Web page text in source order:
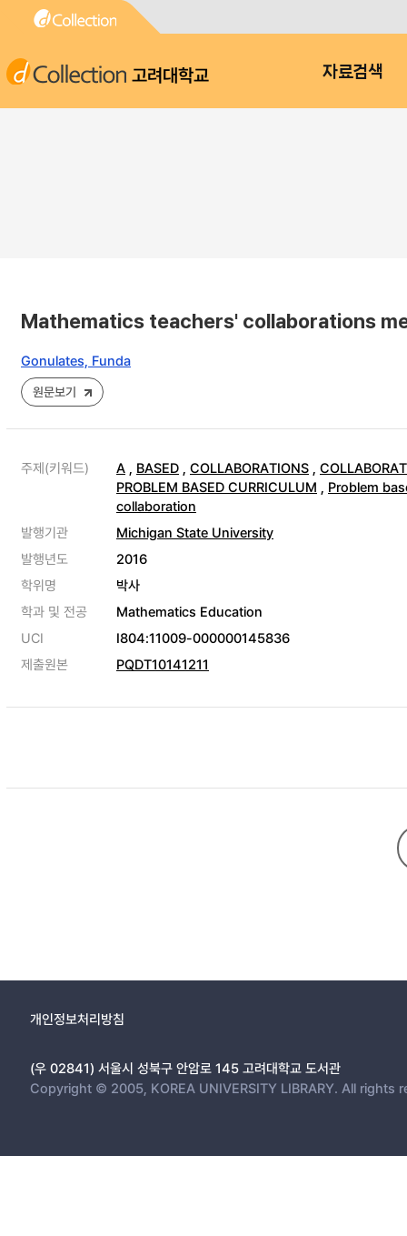
고려대학교 자료검색
Mathematics teachers' collaborations
Gonulates, Funda
원문보기
주제(키워드) A , BASED , COLLABORATIONS ,
PROBLEM BASED CURRICULUM , Problem
collaboration
발행기관
Michigan State University
발행년도
2016
학위명
박사
학과 및 전공
Mathematics Education
UCI
I804:11009-000000145836
제출원본
PQDT10141211
개인정보처리방침
(우 02841) 서울시 성북구 안암로 145 고려대학교 도서관
Copyright © 2005, KOREA UNIVERSITY LIBRARY. All rights